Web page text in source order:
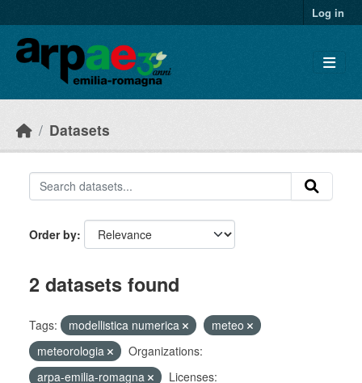
Log in
Datasets
Order by
2 datasets found
Tags: modellistica numerica
meteo
meteorologia
Organizations:
arpa-emilia-romagna
Licenses: